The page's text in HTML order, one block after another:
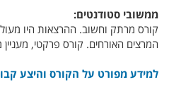
ממשובי סטודנטים:
קורס מרתק וחשוב. ההרצאות היו
המרצים האורחים. קורס פרקטי, מעניין
למידע מפורט על הקורס והיצע